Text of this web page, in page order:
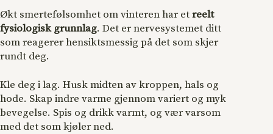
Økt smertefølsomhet om vinteren har etreelt
fysiologisk grunnlag. Det er nervesystemet ditt
som reagerer hensiktsmessig på det som skjer
rundt deg.
Kle deg i lag. Husk midten av kroppen, hals og
hode. Skap indre varme gjennom variert og myk
bevegelse. Spis og drikk varmt, og vær varsom
med det som kjøler ned.